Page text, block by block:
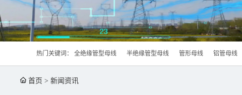
热门关键词： 全绝缘管型母线 半绝缘管型母线 管形母线 铝管母线
首页 >新闻资讯